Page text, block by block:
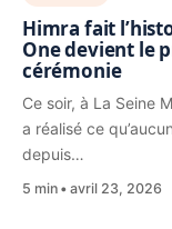
Himra fait
One devient le
cérémonie
Ce soir, à La Seine
a réalisé ce
depuis…
5 min avril 23, 2026